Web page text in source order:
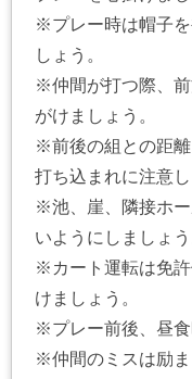
※プレー時は帽子
しょう。
※仲間が打つ際、
がけましょう。
※前後の組との距離
打ち込まれに注意し
※池、崖、隣接ホ
いようにしましょう
※カート運転は免
けましょう。
※プレー前後、昼食
※仲間のミスは励